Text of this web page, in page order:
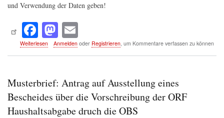
und Verwendung der Daten geben!
Fa
ce
bo
ok
M
as
to
do
n
m
ail
Weiterlesenüber
auf
Auskunft
über
bei
Anmeldenoder Registrieren, um Kommentare verfassen zu können
Musterbrief: Antrag auf Ausstellung eines
Bescheides über die Vorschreibung der ORF
Haushaltsabgabe druch die OBS